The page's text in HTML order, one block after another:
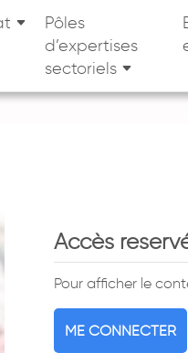
Pôles
d’expertises
sectoriels
Accès
Pour afficher le
ME CONNECTER